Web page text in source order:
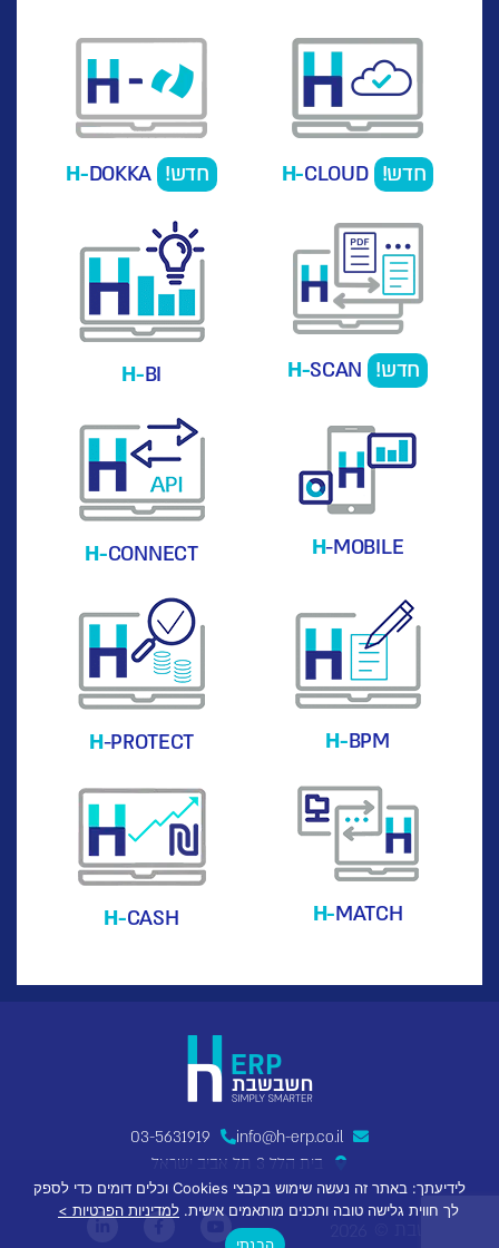
חדש! H-CLOUD חדש! H-DOKKA
חדש! H-SCAN
H-BI
H-MOBILE
H-CONNECT
H-BPM
H-PROTECT
H-MATCH
H-CASH
info@h-erp.co.il
03-5631919
בית הלל 3 תל אביב ישראל
לידיעתך: באתר זה נעשה שימוש בקבצי Cookies וכלים דומים כדי לספק
לך חווית גלישה טובה ותכנים מותאמים אישית. למדיניות הפרטיות >
הבנתי